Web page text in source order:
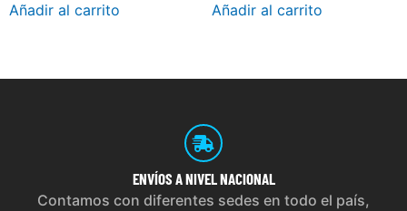
Añadir al carrito Añadir al carrito
ENVÍOS A NIVEL NACIONAL
Contamos con diferentes sedes en todo el país,